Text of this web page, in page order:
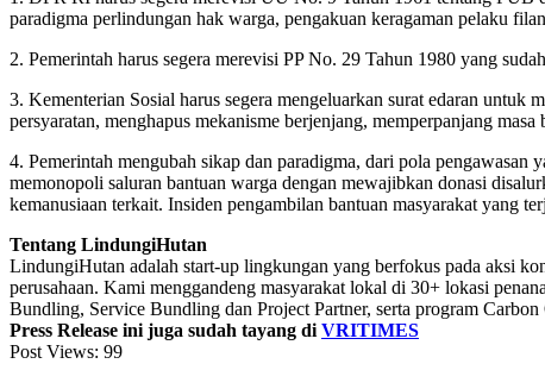
paradigma perlindungan hak warga, pengakuan keragaman pelaku
2. Pemerintah harus segera merevisi PP No. 29 Tahun 1980 yang
3. Kementerian Sosial harus segera mengeluarkan surat edaran untuk
persyaratan, menghapus mekanisme berjenjang, memperpanjang
4. Pemerintah mengubah sikap dan paradigma, dari pola
memonopoli saluran bantuan warga dengan mewajibkan donasi
kemanusiaan terkait. Insiden pengambilan bantuan masyarakat yang
Tentang LindungiHutan
LindungiHutan adalah start-up lingkungan yang berfokus pada aksi
perusahaan. Kami menggandeng masyarakat lokal di 30+ lokasi
Bundling, Service Bundling dan Project Partner, serta program Carbon
Press Release ini juga sudah tayang di VRITIMES
Post Views: 99